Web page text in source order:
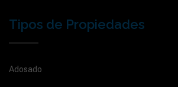
Tipos de Propiedades
Adosado